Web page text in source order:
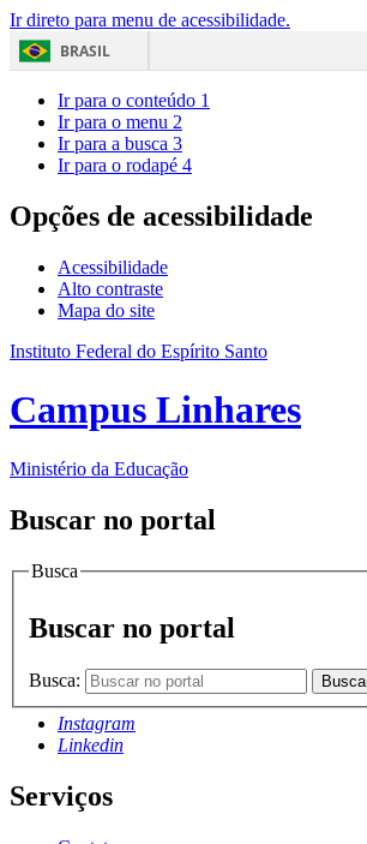
Ir direto para menu de acessibilidade.
BRASIL
Acesso à
Ir para o conteúdo 1
Ir para o menu 2
Ir para a busca 3
Ir para o rodapé 4
Opções de acessibilidade
Acessibilidade
Alto contraste
Mapa do site
Instituto Federal do Espírito Santo
Campus Linhares
Ministério da Educação
Buscar no portal
Busca
Buscar no portal
Busca:
Instagram
Linkedin
Serviços